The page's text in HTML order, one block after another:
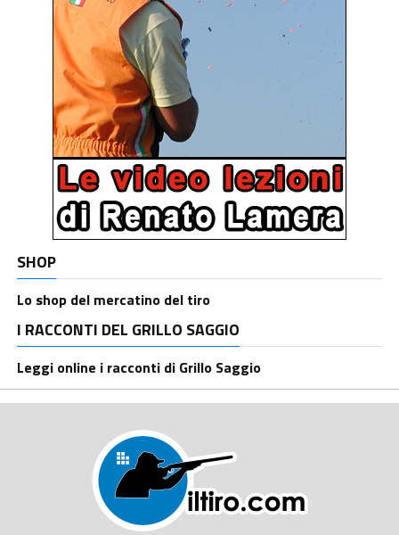
SHOP
Lo shop del mercatino del tiro
I RACCONTI DEL GRILLO SAGGIO
Leggi online i racconti di Grillo Saggio